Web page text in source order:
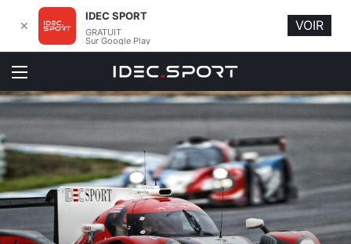
Menu
✕
IDEC SPORT
GRATUIT
Sur Google Play
VOIR